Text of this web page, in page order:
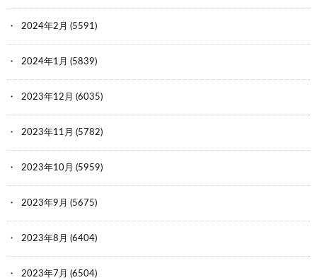
2024年2月 (5591)
2024年1月 (5839)
2023年12月 (6035)
2023年11月 (5782)
2023年10月 (5959)
2023年9月 (5675)
2023年8月 (6404)
2023年7月 (6504)